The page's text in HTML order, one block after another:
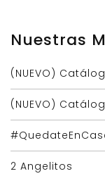
Nuestras
(NUEVO)
(NUEVO)
2 Angelitos